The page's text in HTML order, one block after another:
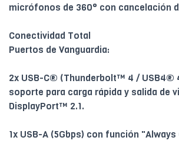
micrófonos de 360° con cancelación
Conectividad Total
Puertos de Vanguardia:
2x USB-C® (Thunderbolt™ 4 / USB4®
soporte para carga rápida y salida de
DisplayPort™ 2.1.
1x USB-A (5Gbps) con función "Always